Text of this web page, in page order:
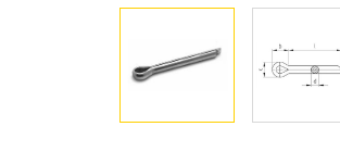
Оснастка и аксессуары для яхт